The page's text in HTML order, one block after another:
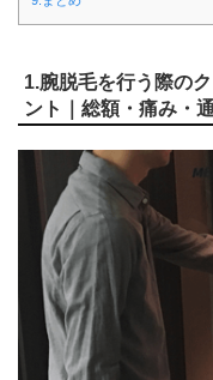
1.腕脱毛を行う際の
ント｜総額・痛み・